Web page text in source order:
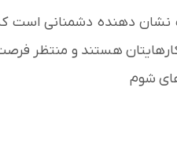
نشان دهنده دشمنانی است
کارهایتان هستند و منتظر
شوم